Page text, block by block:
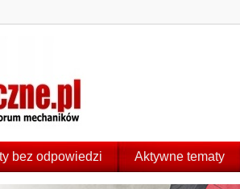
bez odpowiedzi Aktywne tematy